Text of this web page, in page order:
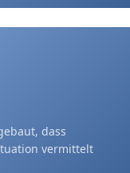
dass
vermittelt